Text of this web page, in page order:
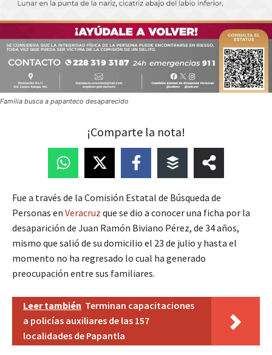
Familia busca a papanteco desaparecido
¡Comparte la nota!
Fue a través de la Comisión Estatal de Búsqueda de
Personas en Veracruz que se dio a conocer una ficha por la
desaparición de Juan Ramón Biviano Pérez, de 34 años,
mismo que salió de su domicilio el 23 de julio y hasta el
momento no ha regresado lo cual ha generado
preocupación entre sus familiares.
Leer también Terminan capacitaciones
a policías auxiliares de las 157
localidades de Papantla